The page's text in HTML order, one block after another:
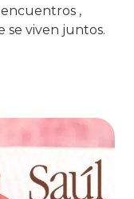
,
se viven juntos.